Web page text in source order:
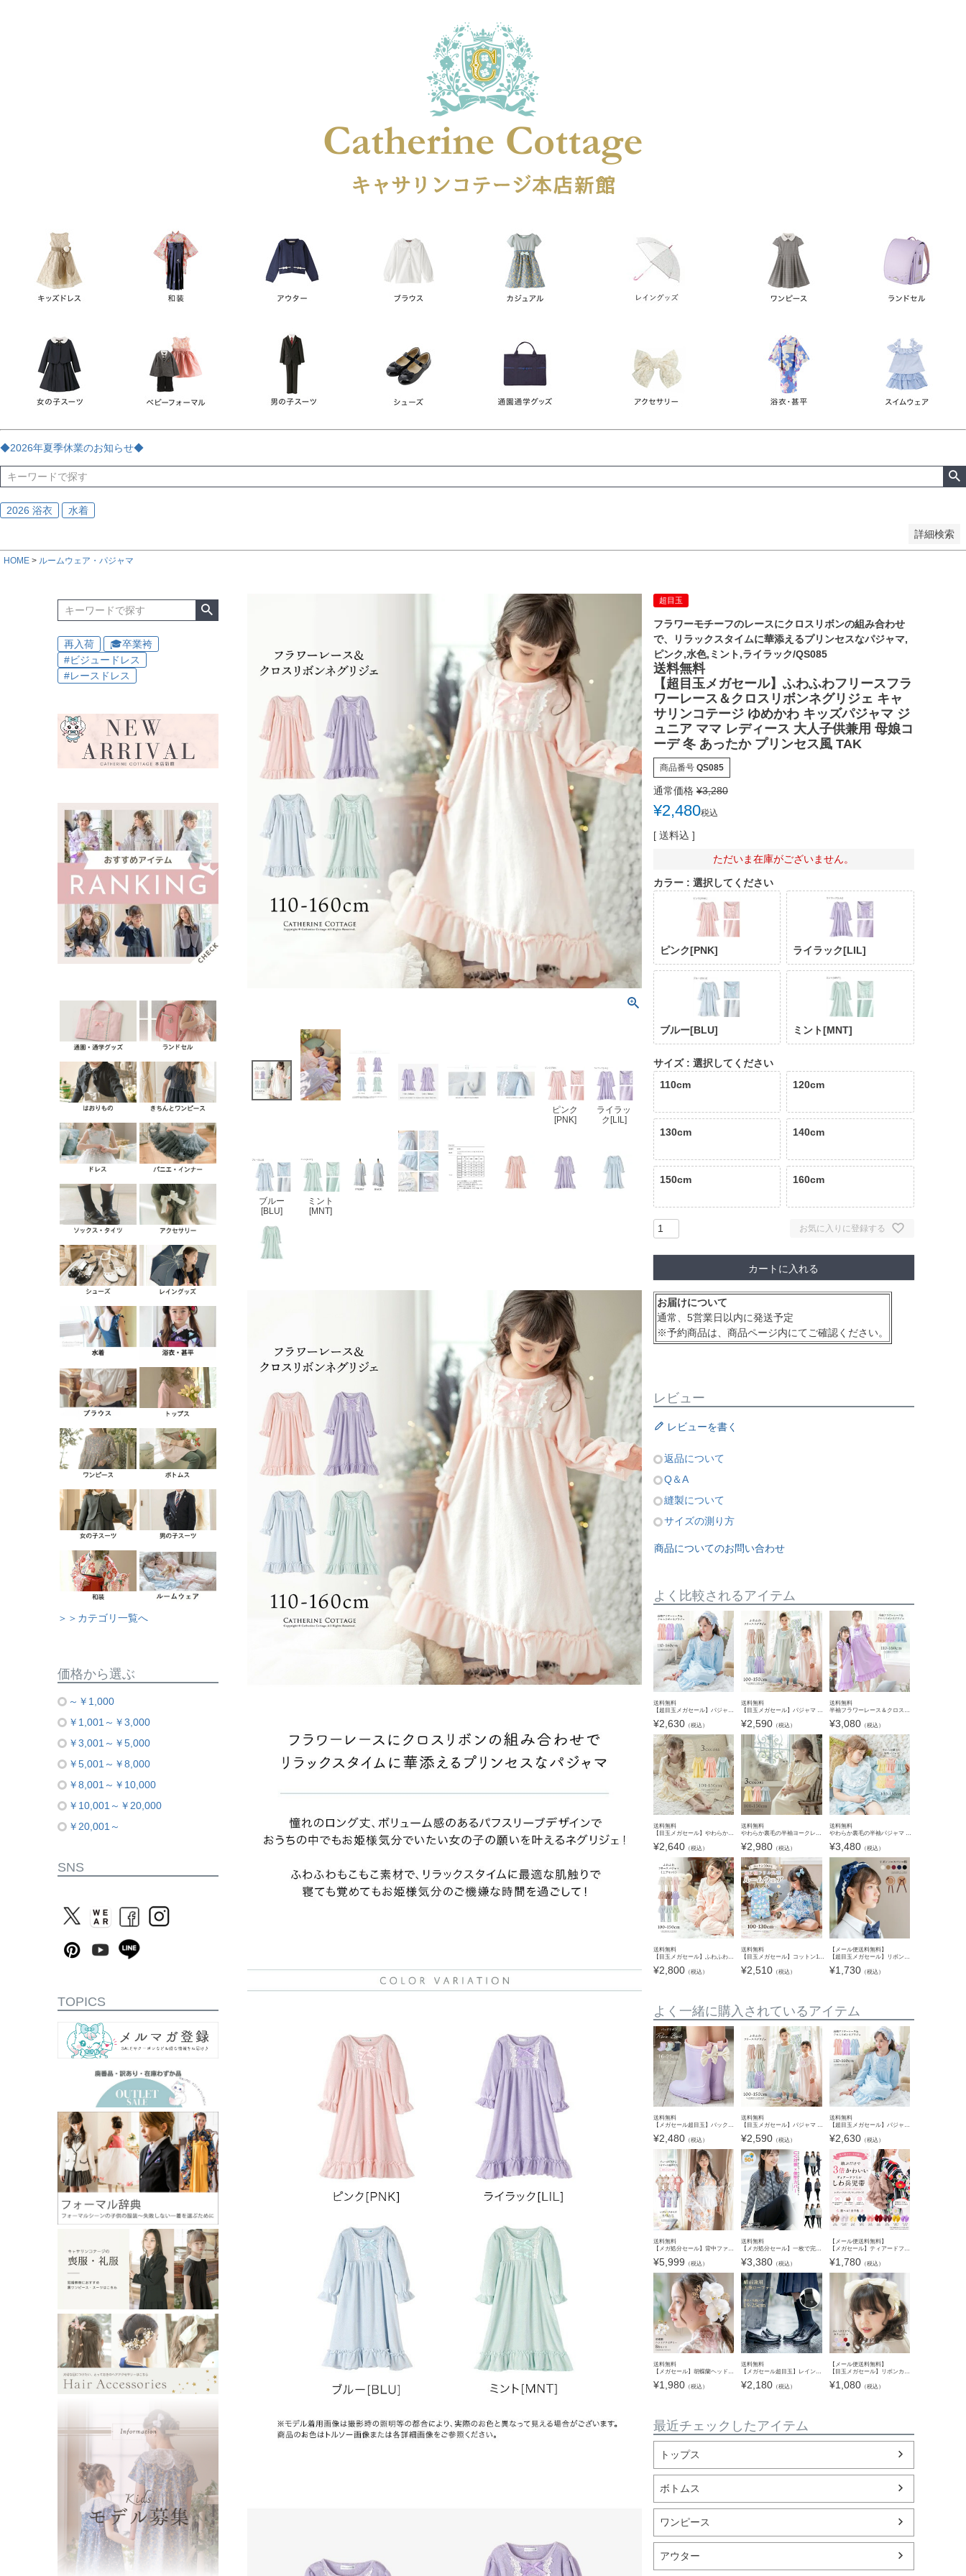
◆2026年夏季休業のお知らせ◆
2026 浴衣 水着
詳細検索
女の子スーツ
男の子スーツ
袖の長さ
ノースリーブ
長袖
サイズ
指定なし
90 95 130 160
165
170
ブラック
ゴールド
在庫なし商品
在庫なし商品を表示しない
商品番号
並び順
新着順
価格が安い順 価格が高い順 優先度順
レビュー順
キーワードヒット順
HOME ルームウェア・パジャマ
再入荷
🎓卒業袴
#ビジュードレス
#レースドレス
＞＞カテゴリ一覧へ
価格から選ぶ
～￥1,000
￥1,001～￥3,000
￥3,001～￥5,000
￥5,001～￥8,000
￥8,001～￥10,000
￥10,001～￥20,000
￥20,001～
SNS
TOPICS
ピンク
[PNK]
ライラッ
ク[LIL]
ブルー
[BLU]
ミント
[MNT]
超目玉
フラワーモチーフのレースにクロスリボンの組み合わせ
で、リラックスタイムに華添えるプリンセスなパジャマ,
ピンク,水色,ミント,ライラック/QS085
送料無料
【超目玉メガセール】ふわふわフリースフラ
ワーレース＆クロスリボンネグリジェ キャ
サリンコテージ ゆめかわ キッズパジャマ ジ
ュニア ママ レディース 大人子供兼用 母娘コ
ーデ 冬 あったか プリンセス風 TAK
商品番号 QS085
通常価格 ¥3,280
¥2,480税込
送料込
ただいま在庫がございません。
カラー 選択してください
ピンク[PNK] ライラック[LIL]
ブルー[BLU] ミント[MNT]
サイズ
選択してください
110cm
120cm
130cm 140cm
150cm 160cm
お気に入りに登録する
カートに入れる
お届けについて
通常、5営業日以内に発送予定
※予約商品は、商品ページ内にてご確認ください。
レビュー
レビューを書く
返品について
Q＆A
縫製について
サイズの測り方
商品についてのお問い合わせ
よく比較されるアイテム
送料無料
【超目玉メガセール】パジャマ 長袖フラワーレース＆クロスリボンネグリジェ キッズパジャマ ジュニア レディース 大人子供兼用 母娘コーデ キャサリンコテージ TAK
¥2,630（税込）
送料無料
【目玉メガセール】パジャマ ロマンチックパジャマ ふわふわフリースネグリジェ 女の子 キッズ ルームウェア 長袖 カジュアル パジャマ キッズ キャサリンコテージ TAK
¥2,590 （税込）
送料無料
半袖フラワーレース＆クロスリボンネグリジェ キッズ ジュニア 子供用 女の子 ルームウェア ナイトドレス プリンセス風 キャサリンコテージ TAK
¥3,080（税込）
送料無料
【目玉メガセール】やわらか裏毛のヨークレースネグリジェ 長袖 パジャマ キッズ 女の子 ルームウェア カジュアル TAK
¥2,640（税込）
送料無料
やわらか裏毛の半袖ヨークレースネグリジェ キッズ 女の子 ルームウェア カジュアル パジャマ TAK
¥2,980 （税込）
送料無料
やわらか裏毛の半袖パジャマ 女の子 ルームウェア カジュアル パジャマ TAK
¥3,480（税込）
送料無料
【目玉メガセール】ふわふわフリース女の子 長袖 パジャマTAK
¥2,800（税込）
送料無料
【目玉メガセール】コットン100% ねこ柄フリル丸襟ルームウェアセット[半袖&ショートパンツ] パジャマ 半袖 部屋着 寝巻き 上下セット 綿 吸汗 セットアップ 猫柄 前開き 春 夏 フリル襟 ビッグ襟 TAK
¥2,510 （税込）
【メール便送料無料】
【超目玉メガセール】リボンとレースのベレー帽 キャサリンコテージ YUP12 ≪メール便優先商品≫
¥1,730（税込）
よく一緒に購入されているアイテム
送料無料
【メガセール超目玉】バックリボンレインブーツ 長靴 レインブーツ キッズ 女の子 子供 キャサリンコテージ TAK
¥2,480（税込）
送料無料
【目玉メガセール】パジャマ ロマンチックパジャマ ふわふわフリースネグリジェ 女の子 キッズ ルームウェア 長袖 カジュアル パジャマ キッズ キャサリンコテージ TAK
¥2,590 （税込）
送料無料
【超目玉メガセール】パジャマ 長袖フラワーレース＆クロスリボンネグリジェ キッズパジャマ ジュニア レディース 大人子供兼用 母娘コーデ キャサリンコテージ TAK
¥2,630（税込）
送料無料
【メガ処分セール】背中ファスナー チュールビスチェレイヤード風浴衣 レディース ジュニア オールインワン浴衣 着付け簡単 花柄 チェック柄 中学生 高校生 大人 ゆかた 親子お揃い キャサリンコテージ
¥5,999 （税込）
送料無料
【メガ処分セール】一枚で完結！ラッシュガード×トレンカ一体型ショートパンツ 水着セット ジュニア＆レディース インナー一体型 長袖 キッズ UVカット 体型カバー 紫外線対策 スイムウェア 大人 キャ
¥3,380 （税込）
【メール便送料無料】
【メガセール】ティアードフリルしわ兵児帯 へこ帯 帯単品 浴衣 ゆかた キッズ ジュニア レディース しわ加工 くすみカラー フリル 和装 大人用 子供用 長尺 4m ロング 飾り帯 YUP12《メー
¥1,780（税込）
送料無料
【メガセール】胡蝶蘭ヘッドアクセセット ヘアアクセサリー 七五三 着物 浴衣 袴 卒業袴 卒業式 成人式 花 キッズ ジュニア レディース 大人 女の子 和装 和風 髪飾り 造花 キャサリンコテージ TAK
¥1,980（税込）
送料無料
【メガセール超目玉】レインローファー レイングッズ 長靴 晴雨兼用 ローファー 学生 通学 通勤 防水 雨靴 レインシューズ キッズ ジュニア レディース キャサリンコテージ TAK
¥2,180 （税込）
【メール便送料無料】
【目玉メガセール】リボンカチューシャ ヘアアクセサリー ヘッドドレス キッズ ジュニア レディース 子供用 大人用 幅広リボン オーガンジー ガーリー キャサリンコテージ YUP12《メール便
¥1,080（税込）
最近チェックしたアイテム
トップス
ボトムス
ワンピース
アウター